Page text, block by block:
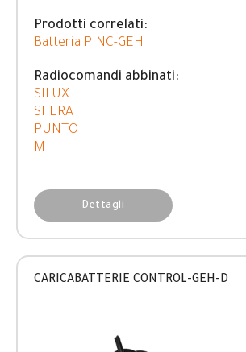
Prodotti correlati:
Batteria PINC-GEH
Radiocomandi abbinati:
SILUX
SFERA
PUNTO
M
Dettagli
CARICABATTERIE CONTROL-GEH-D